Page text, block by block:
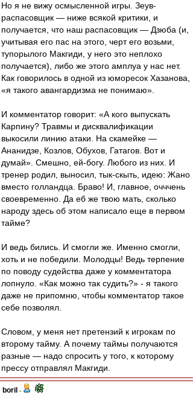
Но я не вижу осмысленной игры. Зеув-
распасовщик — ниже всякой критики, и
получается, что наш распасовщик — Дзюба (и,
учитывая его пас на этого, черт его возьми,
тупорылого Макгиди, у него это неплохо
получается), либо же этого амплуа у нас нет.
Как говорилось в одной из юморесок Хазанова,
«я такого авангардизма не понимаю».
И комментатор говорит: «А кого выпускать
Карпину? Травмы и дисквалификации
выкосили линию атаки. На скамейке —
Ананидзе, Козлов, Обухов, Гатагов. Вот и
думай». Смешно, ей-богу. Любого из них. И
тренер родил, выносил, тык-скыть, идею: Жано
вместо голландца. Браво! И, главное, очччень
своевременно. Да еб же твою мать, сколько
народу здесь об этом написало еще в первом
тайме?
И ведь бились. И смогли же. Именно смогли,
хоть и не победили. Молодцы! Ведь терпение
по поводу судейства даже у комментатора
лопнуло. «Как можно так судить?» - я такого
даже не припомню, чтобы комментатор такое
себе позволял.
Словом, у меня нет претензий к игрокам по
второму тайму. А почему таймы получаются
разные — надо спросить у того, к которому
прессу отправлял Макгиди.
boril -